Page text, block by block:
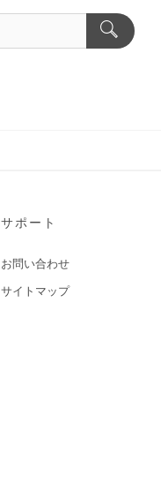
サポート
お問い合わせ
サイトマップ